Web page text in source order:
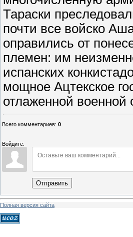
Тараски
почти все войско
оправились от
племен: им
испанских
мощное Ацтекское
отлаженной военной
Всего комментариев: 0
Войдите:
Отправить
Полная версия сайта